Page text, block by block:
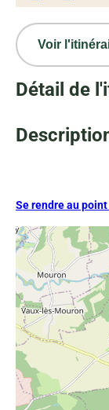
Détail de
Voir
Se rendre au